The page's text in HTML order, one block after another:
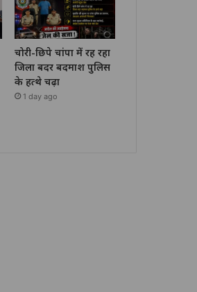
चोरी-छिपे चांपा में रह रहा
जिला बदर बदमाश पुलिस
के हत्थे चढ़ा
1 day ago